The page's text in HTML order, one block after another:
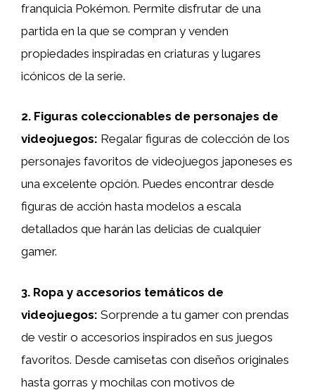
franquicia Pokémon. Permite disfrutar de una
partida en la que se compran y venden
propiedades inspiradas en criaturas y lugares
icónicos de la serie.
2. Figuras coleccionables de personajes de
videojuegos: Regalar figuras de colección de los
personajes favoritos de videojuegos japoneses es
una excelente opción. Puedes encontrar desde
figuras de acción hasta modelos a escala
detallados que harán las delicias de cualquier
gamer.
3. Ropa y accesorios temáticos de
videojuegos: Sorprende a tu gamer con prendas
de vestir o accesorios inspirados en sus juegos
favoritos. Desde camisetas con diseños originales
hasta gorras y mochilas con motivos de